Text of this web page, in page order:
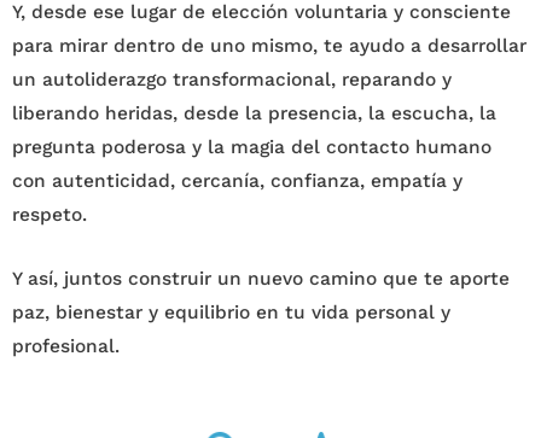
Y, desde ese lugar de elección voluntaria y consciente
para mirar dentro de uno mismo, te ayudo a desarrollar
un autoliderazgo transformacional, reparando y
liberando heridas, desde la presencia, la escucha, la
pregunta poderosa y la magia del contacto humano
con autenticidad, cercanía, confianza, empatía y
respeto.
Y así, juntos construir un nuevo camino que te aporte
paz, bienestar y equilibrio en tu vida personal y
profesional.